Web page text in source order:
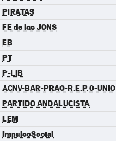
PIRATAS
FE de las JONS
EB
PT
P-LIB
ACNV-BAR-PRAO-R.E.P.O-UNIO
PARTIDO ANDALUCISTA
LEM
ImpulsoSocial